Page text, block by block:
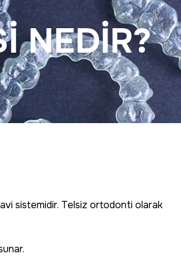
İ NEDİR?
sistemidir. Telsiz ortodonti olarak